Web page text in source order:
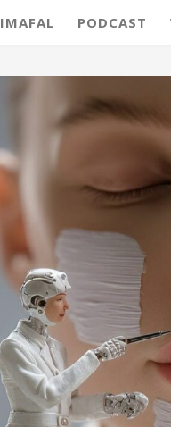
IMAFAL PODCAST